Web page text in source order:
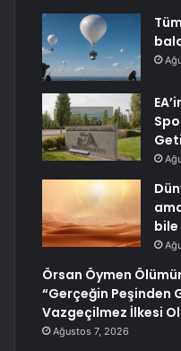
bile
Örsan Öymen
“Gerçeğin Peşinden
Vazgeçilmez İlkesi
Ağustos 7, 2026